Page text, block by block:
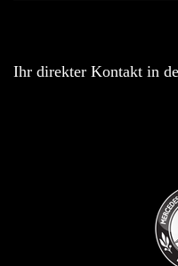
Ihr direkter Kontakt in